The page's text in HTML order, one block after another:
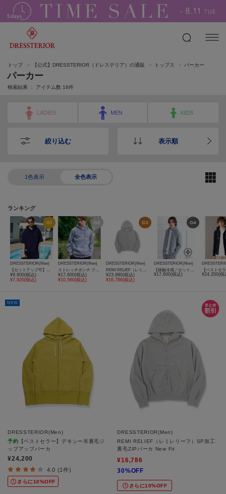
トップ 【公式】DRESSTERIOR（ドレステリア）の通販 トップス パーカー
パーカー
検索結果 ： アイテム数 16件
LADIES MEN KIDS
絞り込む 表示順
1色表示 全色表示
ランキング
DRESSTERIOR(Men)
¥9,900(税込)
¥7,920(税込)
DRESSTERIOR(Men)
¥17,600(税込)
¥10,560(税込)
DRESSTERIOR(Men)
¥23,980(税込)
¥16,786(税込)
DRESSTERIOR(Men)
¥17,600(税込) ¥24,200(税
NEW
DRESSTERIOR(Men)
予約 【ベストセラー】デキシー吊裏毛ジ
ップアップパーカ
¥24,200
4.0 (1件)
さらに10%OFF
DRESSTERIOR(Men)
REMI RELIEF（レミレリーフ）SP加工
裏毛ZIPパーカ New Fit
¥16,786
30%OFF
さらに10%OFF